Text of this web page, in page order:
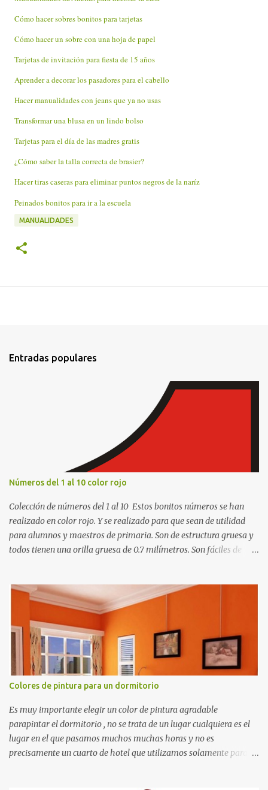
Cómo hacer sobres bonitos para tarjetas
Cómo hacer un sobre con una hoja de papel
Tarjetas de invitación para fiesta de 15 años
Aprender a decorar los pasadores para el cabello
Hacer manualidades con jeans que ya no usas
Transformar una blusa en un lindo bolso
Tarjetas para el día de las madres gratis
¿Cómo saber la talla correcta de brasier?
Hacer tiras caseras para eliminar puntos negros de la naríz
Peinados bonitos para ir a la escuela
MANUALIDADES
Entradas populares
Números del 1 al 10 color rojo
Colección de números del 1 al 10 Estos bonitos números se han
realizado en color rojo. Y se realizado para que sean de utilidad
para alumnos y maestros de primaria. Son de estructura gruesa y
todos tienen una orilla gruesa de 0.7 milímetros. Son fáciles de
matemáticos, para decorar los cumpleaños de los niños, entre
otras cosas.
Colores de pintura para un dormitorio
Es muy importante elegir un color de pintura agradable
parapintar el dormitorio , no se trata de un lugar cualquiera es el
lugar en el que pasamos muchos muchas horas y no es
precisamente un cuarto de hotel que utilizamos solamente para